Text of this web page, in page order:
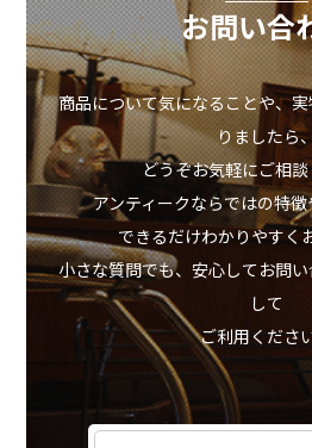
お問い合
商品について気になることや、
りましたら
どうぞお気軽にご相
アンティークならではの特
できるだけわかりやすく
小さな質問でも、安心してお問
して
ご利用くださ